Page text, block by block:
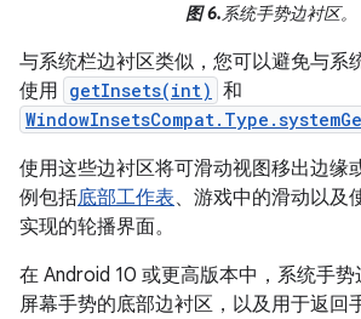
图 6.系统手势边衬区。
与系统栏边衬区类似，您可以避免与系
使用 getInsets(int) 和
使用这些边衬区将可滑动视图移出边缘
例包括底部工作表、游戏中的滑动以及
实现的轮播界面。
在 Android 10 或更高版本中，系统手
屏幕手势的底部边衬区，以及用于返回